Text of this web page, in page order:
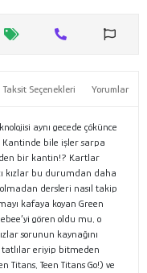
Taksit Seçenekleri Yorumlar
aynı gecede çökünce
Kantinde bile işler sarpa
bir kantin!? Kartlar
kızlar bu durumdan daha
dersleri nasıl takip
kafaya koyan Green
gören oldu mu, o
sorunun kaynağını
tatlılar eriyip bitmeden
Titans, Teen Titans Go!) ve